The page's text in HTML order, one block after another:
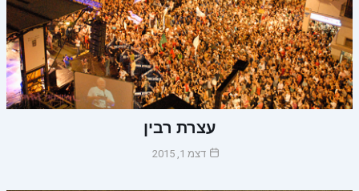
עצרת רבין
דצמ 1, 2015